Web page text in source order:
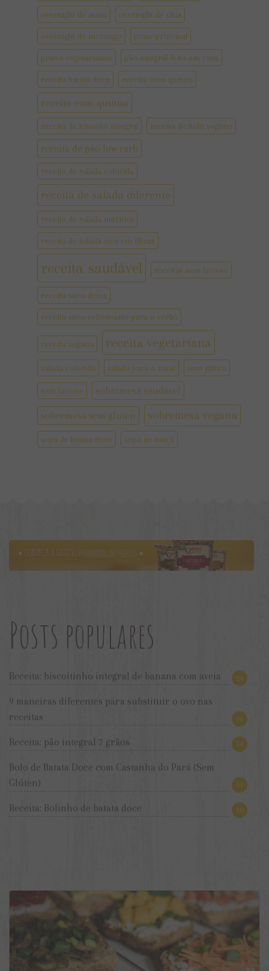
overnight de aveia overnight de chia
overnight de morango prato principal
pratos vegetarianos pão integral feito em casa
receita batata doce receita com quinoa
receita com quinua
receita de biscoito integral receita de bolo vegano
receita de pão low carb
receita de salada colorida
receita de salada diferente
receita de salada nutritiva
receita de salada rica em fibras
receita saudável receitas sem lactose
receita suco detox
receita suco refrescante para o verão
receita vegana receita vegetariana
salada colorida salada para o natal sem glúten
sem lactose sobremesa saudável
sobremesa sem gluten sobremesa vegana
sopa de batata doce sopa de maçã
Posts populares
Receita: biscoitinho integral de banana com aveia 24
9 maneiras diferentes para substituir o ovo nas
receitas
16
Receita: pão integral 7 grãos 14
Bolo de Batata Doce com Castanha do Pará (Sem
Glúten)
11
Receita: Bolinho de batata doce 10